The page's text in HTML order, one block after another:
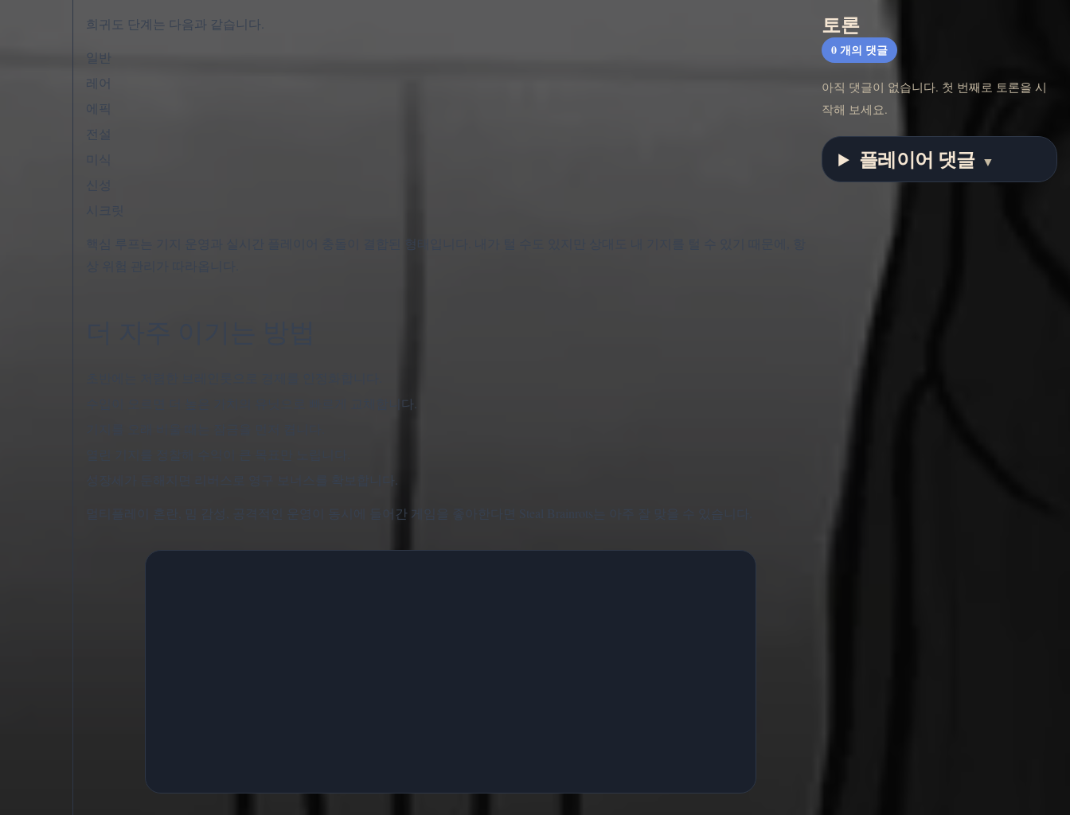
희귀도 단계는 다음과 같습니다.
일반
레어
에픽
전설
미식
신성
시크릿
핵심 루프는 기지 운영과 실시간 플레이어 충돌이 결합된 형태입니다. 내가 털 수도 있지만 상대도 내 기지를 털 수 있기 때문에, 항
수입이 오르면 더 높은 가치의 유닛으로 빠르게 교체합니다.
성장세가 둔해지면 리버스로 영구 보너스를 확보합니다.
멀티플레이 혼란, 밈 감성, 공격적인 운영이 동시에 들어간 게임을 좋아한다면 Steal Brainrots는 아주 잘 맞을 수 있습니다.
토론
0 개의 댓글
아직 댓글이 없습니다. 첫 번째로 토론을 시
작해 보세요.
플레이어 댓글 ▼